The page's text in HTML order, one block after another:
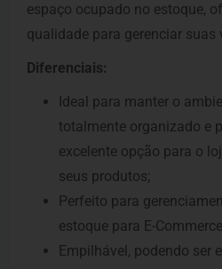
espaço ocupado no estoque,
qualidade para gerenciar suas
Diferenciais:
Ideal para manter o
totalmente organizado e
excelente opção para o
seus produtos;
Perfeito para
estoque para E-
Empilhável, podendo ser